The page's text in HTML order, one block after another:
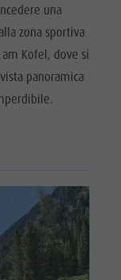
una
zona sportiva
Kofel, dove si
panoramica